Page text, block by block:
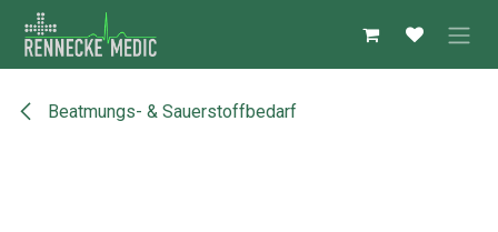
Zum Inhalt springen
Beatmungs- & Sauerstoffbedarf